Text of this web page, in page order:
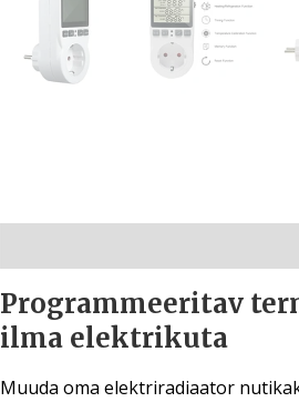
Programmeeritav
ilma elektrikuta
Muuda oma elektriradiaator